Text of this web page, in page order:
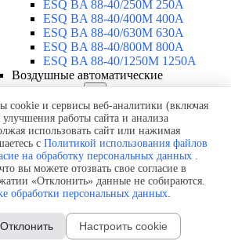
ESQ BA 88-40/250M 250A
ESQ BA 88-40/400M 400A
ESQ BA 88-40/630М 630A
ESQ BA 88-40/800M 800A
ESQ BA 88-40/1250М 1250A
Воздушные автоматические
выключатели ▼
ESQ ВА99-40B 3F M2C2S2 M
2500A
ESQ ВА99-40A 3F M2C2S2 М
800A
ESQ ВА99-40A 3F M2C2S2 М
630A
ESQ ВА99-40A 3F M2C2S2 М
ESQ ВА99-40A 3F M2C2S2 М
1600A
cookie и сервисы веб-аналитики (включая
работы сайта и анализа
использовать сайт или нажимая
с Политикой использования файлов
на обработку персональных данных .
вы можете отозвать свое согласие в
«Отклонить» данные не собираются.
обработки персональных данных.
Отклонить Настроить cookie